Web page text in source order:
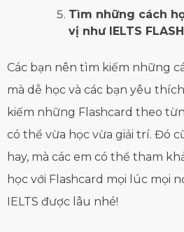
Tìm những cách
vị như IELTS
Các bạn nên tìm kiếm những
mà dễ học và các bạn yêu
kiếm những Flashcard theo
có thể vừa học vừa giải trí. Đó
hay, mà các em có thể tham
học với Flashcard mọi lúc mọi
IELTS được lâu nhé!